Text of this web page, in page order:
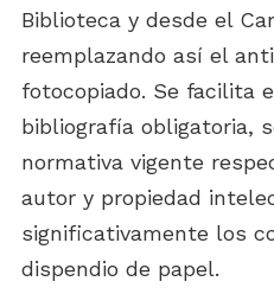
Biblioteca y desde el
reemplazando así el
fotocopiado. Se facilita
bibliografía obligatoria,
normativa vigente
autor y propiedad
significativamente los
dispendio de papel.